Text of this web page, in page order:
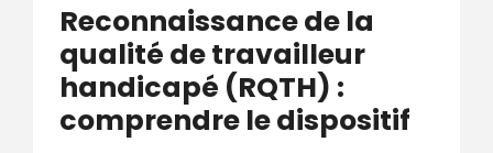
Reconnaissance de la
qualité de travailleur
handicapé (RQTH) :
comprendre le dispositif